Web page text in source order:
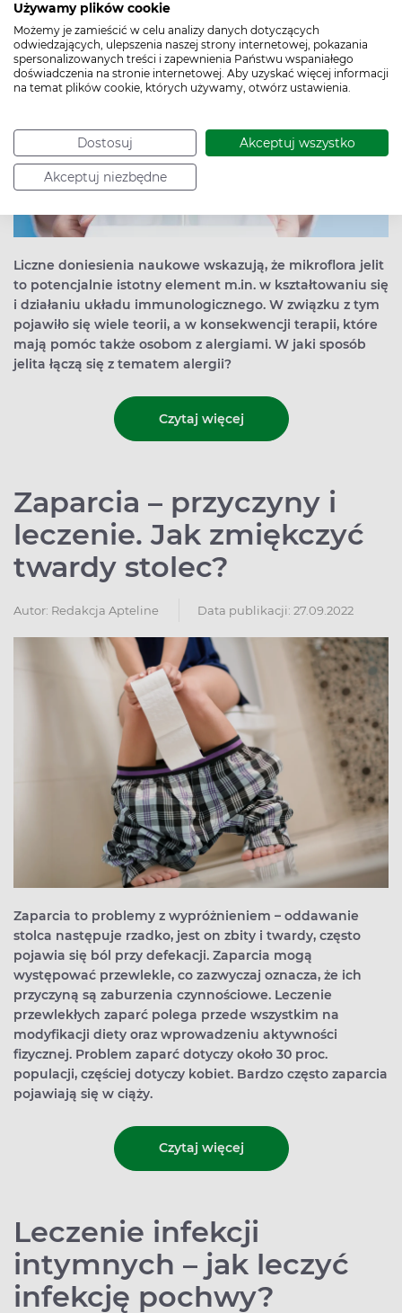
Używamy plików cookie
Możemy je zamieścić w celu analizy danych dotyczących
odwiedzających, ulepszenia naszej strony internetowej, pokazania
spersonalizowanych treści i zapewnienia Państwu wspaniałego
doświadczenia na stronie internetowej. Aby uzyskać więcej informacji
na temat plików cookie, których używamy, otwórz ustawienia.
Dostosuj Akceptuj wszystko
Akceptuj niezbędne
Liczne doniesienia naukowe wskazują, że mikroflora jelit
to potencjalnie istotny element m.in. w kształtowaniu się
i działaniu układu immunologicznego. W związku z tym
pojawiło się wiele teorii, a w konsekwencji terapii, które
mają pomóc także osobom z alergiami. W jaki sposób
jelita łączą się z tematem alergii?
Czytaj więcej
Zaparcia – przyczyny i
leczenie. Jak zmiękczyć
twardy stolec?
Autor: Redakcja Apteline Data publikacji: 27.09.2022
Zaparcia to problemy z wypróżnieniem – oddawanie
stolca następuje rzadko, jest on zbity i twardy, często
pojawia się ból przy defekacji. Zaparcia mogą
występować przewlekle, co zazwyczaj oznacza, że ich
przyczyną są zaburzenia czynnościowe. Leczenie
przewlekłych zaparć polega przede wszystkim na
modyfikacji diety oraz wprowadzeniu aktywności
fizycznej. Problem zaparć dotyczy około 30 proc.
populacji, częściej dotyczy kobiet. Bardzo często zaparcia
pojawiają się w ciąży.
Czytaj więcej
Leczenie infekcji
intymnych – jak leczyć
infekcję pochwy?